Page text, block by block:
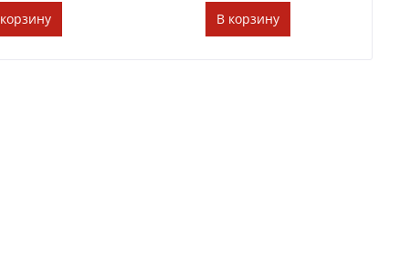
корзину В корзину